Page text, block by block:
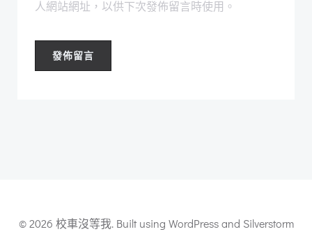
人網站網址，以供下次發佈留言時使用。
© 2026 校車沒等我. Built using WordPress and Silverstorm